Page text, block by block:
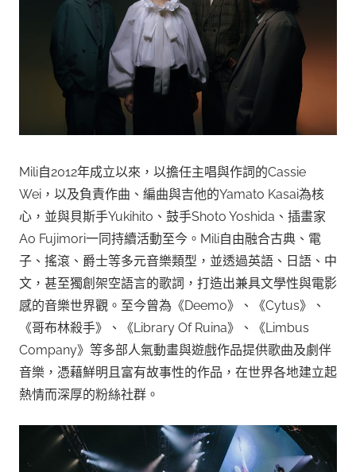
Mili自2012年成立以來，以擔任主唱與作詞的Cassie
Wei，以及負責作曲、編曲與吉他的Yamato Kasai為核
心，並與貝斯手Yukihito、鼓手Shoto Yoshida、插畫家
Ao Fujimori一同持續活動至今。Mili自由融合古典、電
子、搖滾、爵士等多元音樂類型，並透過英語、日語、中
文，甚至獨創架空語言的歌詞，打造出兼具文學性與電影
感的音樂世界觀。至今曾為《Deemo》、《Cytus》、
《哥布林殺手》、《Library Of Ruina》、《Limbus
Company》等多部人氣動畫與遊戲作品提供歌曲及劇伴
音樂，憑藉鮮明且富有故事性的作品，在世界各地建立起
熱情而深厚的粉絲社群。